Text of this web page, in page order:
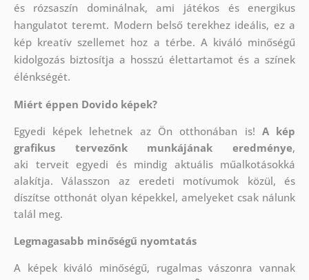
és rózsaszín dominálnak, ami játékos és energikus
hangulatot teremt. Modern belső terekhez ideális, ez a
kép kreatív szellemet hoz a térbe. A kiváló minőségű
kidolgozás biztosítja a hosszú élettartamot és a színek
élénkségét.
Miért éppen Dovido képek?
Egyedi képek lehetnek az Ön otthonában is! A kép
grafikus tervezőnk munkájának eredménye,
aki terveit egyedi és mindig aktuális műalkotásokká
alakítja. Válasszon az eredeti motívumok közül, és
díszítse otthonát olyan képekkel, amelyeket csak nálunk
talál meg.
Legmagasabb minőségű nyomtatás
A képek kiváló minőségű, rugalmas vászonra vannak